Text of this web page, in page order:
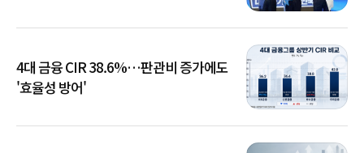
4대 금융 CIR 38.6%…판관비 증가에도
'효율성 방어'